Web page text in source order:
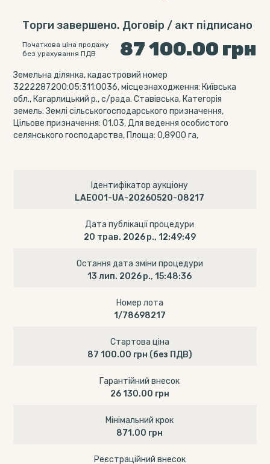
Торги завершено. Договір / акт підписано
Початкова ціна продажу
без урахування ПДВ
87 100.00 грн
Земельна ділянка, кадастровий номер
3222287200:05:311:0036, місцезнаходження: Київська
обл., Кагарлицький р., с/рада. Ставівська, Категорія
земель: Землі сільськогосподарського призначення,
Цільове призначення: 01.03, Для ведення особистого
селянського господарства, Площа: 0,8900 га,
Ідентифікатор аукціону
LAE001-UA-20260520-08217
Дата публікації процедури
20 трав. 2026 р., 12:49:49
Остання дата зміни процедури
13 лип. 2026 р., 15:48:36
Номер лота
1/78698217
Стартова ціна
87 100.00 грн (без ПДВ)
Гарантійний внесок
26 130.00 грн
Мінімальний крок
871.00 грн
Реєстраційний внесок